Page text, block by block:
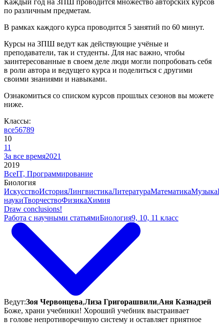
по различным предметам.
В рамках каждого курса проводится 5 занятий по 60 минут.
Курсы на ЗПШ ведут как действующие учёные и
преподаватели, так и студенты. Для нас важно, чтобы
заинтересованные в своем деле люди могли попробовать себя
в роли автора и ведущего курса и поделиться с другими
своими знаниями и навыками.
Ознакомиться со списком курсов прошлых сезонов вы можете
ниже.
Классы:
все56789
10
11
За все время2021
2019
ВсеIT, Программирование
Биология
ИскусствоИсторияЛингвистикаЛитератураМатематикаМузыка
наукиТворчествоФизикаХимия
Draw conclusions!
Работа с научными статьямиБиология9, 10, 11 класс
Ведут:Зоя Червонцева,Лиза Григорашвили,Аня Казнадзей
Боже, храни учебники! Хороший учебник выстраивает
в голове непротиворечивую систему и оставляет приятное